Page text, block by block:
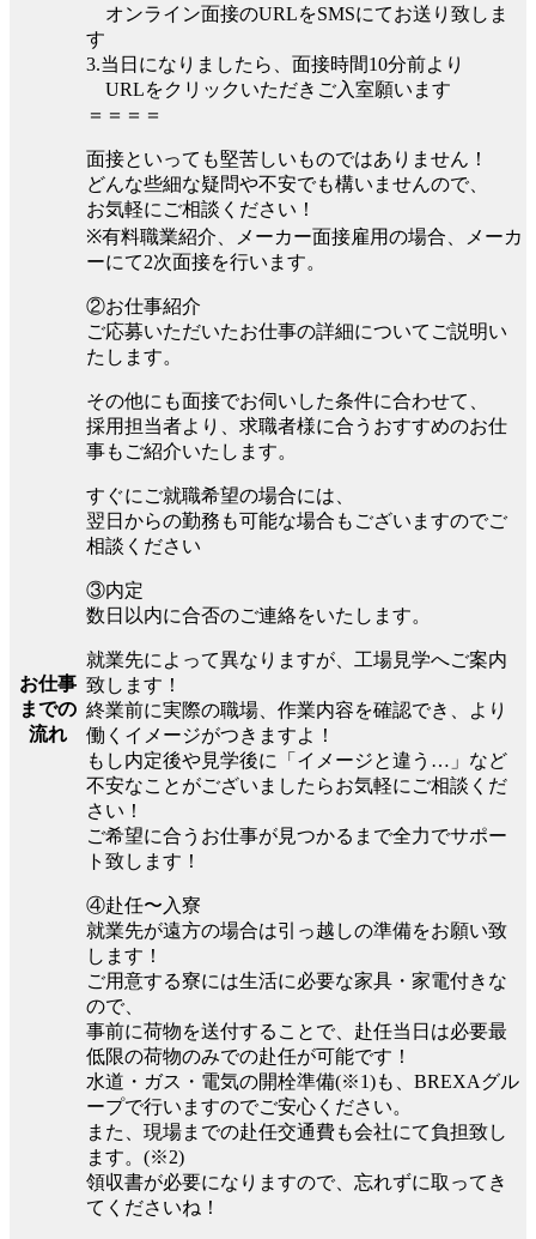
お仕事
までの
流れ
オンライン面接のURLをSMSにてお送り致しま
す
3.当日になりましたら、面接時間10分前より
URLをクリックいただきご入室願います
＝＝＝＝
面接といっても堅苦しいものではありません！
どんな些細な疑問や不安でも構いませんので、
お気軽にご相談ください！
※有料職業紹介、メーカー面接雇用の場合、メーカ
ーにて2次面接を行います。
②お仕事紹介
ご応募いただいたお仕事の詳細についてご説明い
たします。
その他にも面接でお伺いした条件に合わせて、
採用担当者より、求職者様に合うおすすめのお仕
事もご紹介いたします。
すぐにご就職希望の場合には、
翌日からの勤務も可能な場合もございますのでご
相談ください
③内定
数日以内に合否のご連絡をいたします。
就業先によって異なりますが、工場見学へご案内
致します！
終業前に実際の職場、作業内容を確認でき、より
働くイメージがつきますよ！
もし内定後や見学後に「イメージと違う…」など
不安なことがございましたらお気軽にご相談くだ
さい！
ご希望に合うお仕事が見つかるまで全力でサポー
ト致します！
④赴任〜入寮
就業先が遠方の場合は引っ越しの準備をお願い致
します！
ご用意する寮には生活に必要な家具・家電付きな
ので、
事前に荷物を送付することで、赴任当日は必要最
低限の荷物のみでの赴任が可能です！
水道・ガス・電気の開栓準備(※1)も、BREXAグル
ープで行いますのでご安心ください。
また、現場までの赴任交通費も会社にて負担致し
ます。(※2)
領収書が必要になりますので、忘れずに取ってき
てくださいね！